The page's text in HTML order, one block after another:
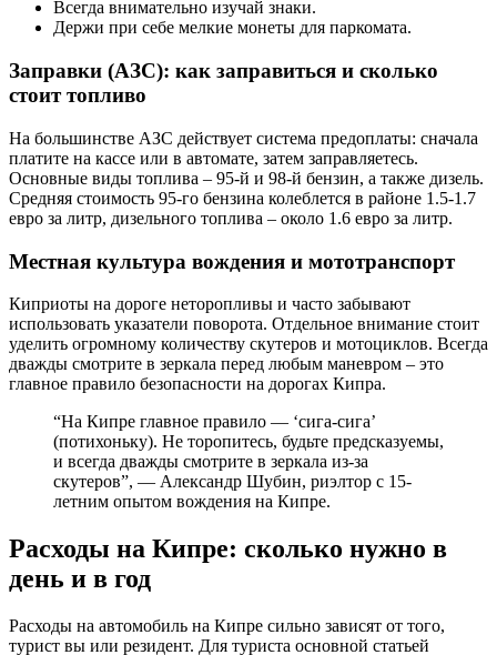
Всегда внимательно изучай знаки.
Держи при себе мелкие монеты для паркомата.
Заправки (АЗС): как заправиться и сколько
стоит топливо
На большинстве АЗС действует система предоплаты: сначала
платите на кассе или в автомате, затем заправляетесь.
Основные виды топлива – 95-й и 98-й бензин, а также дизель.
Средняя стоимость 95-го бензина колеблется в районе 1.5-1.7
евро за литр, дизельного топлива – около 1.6 евро за литр.
Местная культура вождения и мототранспорт
Киприоты на дороге неторопливы и часто забывают
использовать указатели поворота. Отдельное внимание стоит
уделить огромному количеству скутеров и мотоциклов. Всегда
дважды смотрите в зеркала перед любым маневром – это
главное правило безопасности на дорогах Кипра.
“На Кипре главное правило — ‘сига-сига’
(потихоньку). Не торопитесь, будьте предсказуемы,
и всегда дважды смотрите в зеркала из-за
скутеров”, — Александр Шубин, риэлтор с 15-
летним опытом вождения на Кипре.
Расходы на Кипре: сколько нужно в
день и в год
Расходы на автомобиль на Кипре сильно зависят от того,
турист вы или резидент. Для туриста основной статьей